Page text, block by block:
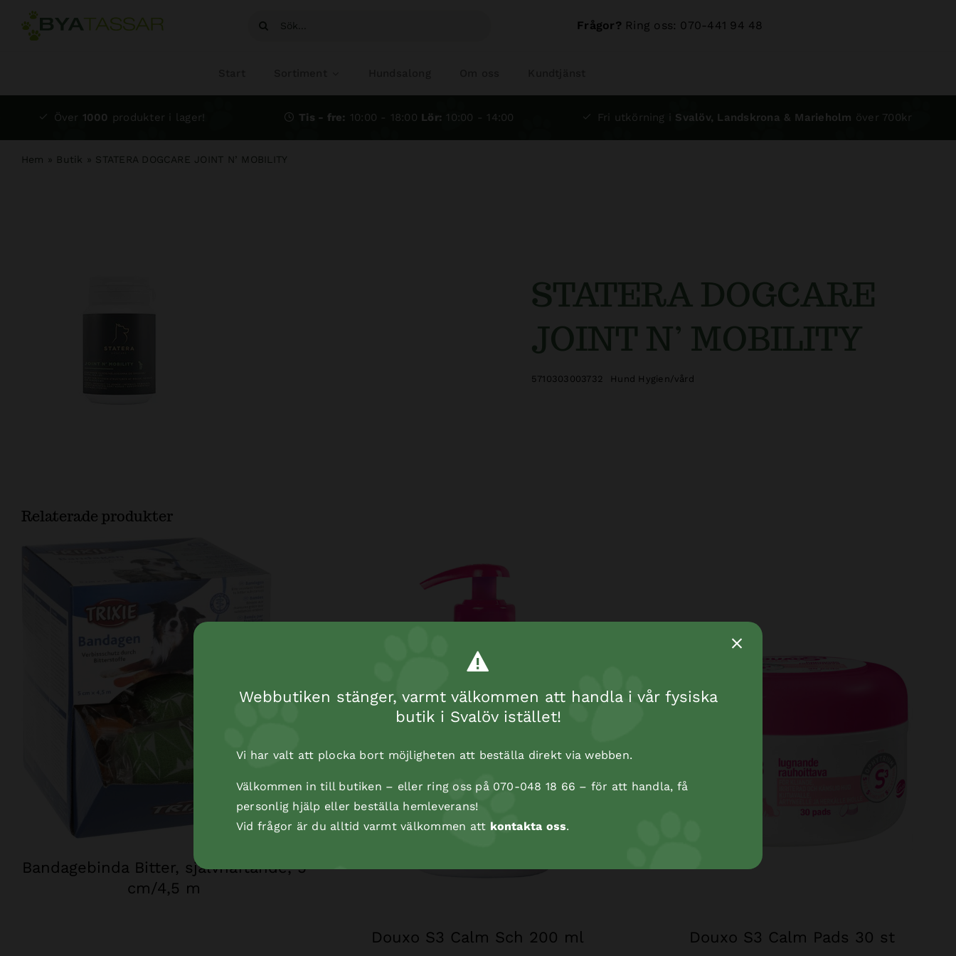
Fortsätt
Sök
Frågor? Ring oss: 070-441 94 48
Över 1000 produkter i lager! Tis - fre: 10:00 - 18:00 Lör: 10:00 - 14:00 Fri utkörning i Svalöv, Landskrona & Marieholm över 700kr
Hem » Butik » STATERA DOGCARE JOINT N’ MOBILITY
STATERA DOGCARE
JOINT N’ MOBILITY
5710303003732 Hund Hygien/vård
Relaterade produkter
Bandagebinda Bitter, självhäftande, 5
cm/4,5 m
Douxo S3 Calm Sch 200 ml Douxo S3 Calm Pads 30 st
Webbutiken stänger, varmt välkommen att handla i vår fysiska
butik i Svalöv istället!
Vi har valt att plocka bort möjligheten att beställa direkt via webben.
Välkommen in till butiken – eller ring oss på 070-048 18 66 – för att handla, få
personlig hjälp eller beställa hemleverans!
Vid frågor är du alltid varmt välkommen att kontakta oss.